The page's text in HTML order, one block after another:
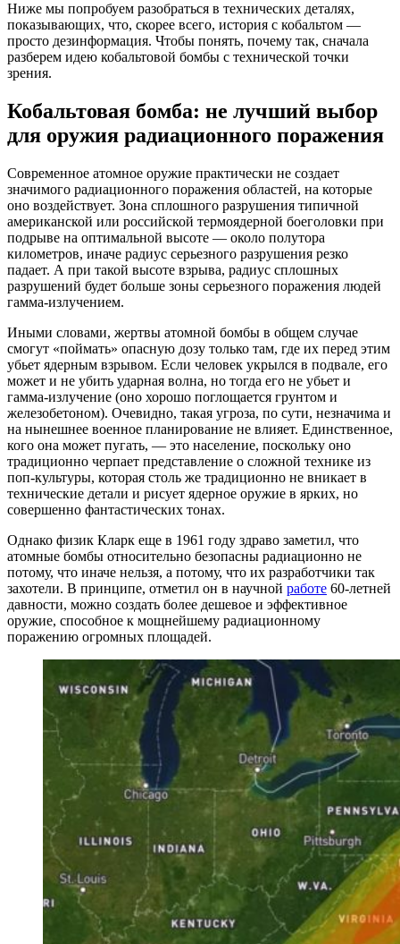
Ниже мы попробуем разобраться в технических деталях,
показывающих, что, скорее всего, история с кобальтом —
просто дезинформация. Чтобы понять, почему так, сначала
разберем идею кобальтовой бомбы с технической точки
зрения.
Кобальтовая бомба: не лучший выбор
для оружия радиационного поражения
Современное атомное оружие практически не создает
значимого радиационного поражения областей, на которые
оно воздействует. Зона сплошного разрушения типичной
американской или российской термоядерной боеголовки при
подрыве на оптимальной высоте — около полутора
километров, иначе радиус серьезного разрушения резко
падает. А при такой высоте взрыва, радиус сплошных
разрушений будет больше зоны серьезного поражения людей
гамма-излучением.
Иными словами, жертвы атомной бомбы в общем случае
смогут «поймать» опасную дозу только там, где их перед этим
убьет ядерным взрывом. Если человек укрылся в подвале, его
может и не убить ударная волна, но тогда его не убьет и
гамма-излучение (оно хорошо поглощается грунтом и
железобетоном). Очевидно, такая угроза, по сути, незначима и
на нынешнее военное планирование не влияет. Единственное,
кого она может пугать, — это население, поскольку оно
традиционно черпает представление о сложной технике из
поп-культуры, которая столь же традиционно не вникает в
технические детали и рисует ядерное оружие в ярких, но
совершенно фантастических тонах.
Однако физик Кларк еще в 1961 году здраво заметил, что
атомные бомбы относительно безопасны радиационно не
потому, что иначе нельзя, а потому, что их разработчики так
захотели. В принципе, отметил он в научной работе 60-летней
давности, можно создать более дешевое и эффективное
оружие, способное к мощнейшему радиационному
поражению огромных площадей.